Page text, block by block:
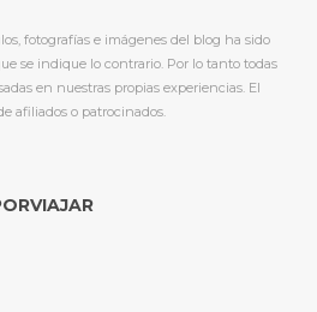
fotografías e imágenes del blog ha sido
se indique lo contrario. Por lo tanto todas
en nuestras propias experiencias. El
afiliados o patrocinados.